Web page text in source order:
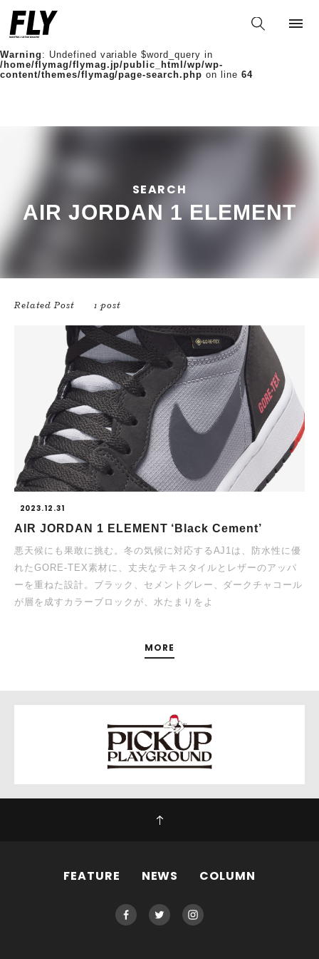
Warning: Undefined variable $words in
/home/flymag/flymag.jp/public_html/wp/wp-
content/themes/flymag/page-search.php
Warning : Undefined variable $word_query in
/home/flymag/flymag.jp/public_html/wp/wp-
content/themes/flymag/page-search.php on line 64
SEARCH
AIR JORDAN 1 ELEMENT
Related Post 1 post
2023.12.31
AIR JORDAN 1 ELEMENT ‘Black Cement’
悪天候にも果敢に挑む。冬の気候に対応するAJ1は、防水性に優
れたGORE-TEX素材に、丈夫なテキスタイルとレザーのアッパ
ーを重ねた設計。ブラック、セメントグレー、ダークチャコール
が層を成すカラーブロックが、水たまりをよ
MORE
FEATURE NEWS COLUMN